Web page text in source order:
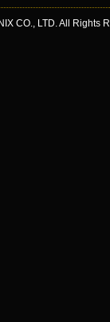
CO., LTD. All Rights